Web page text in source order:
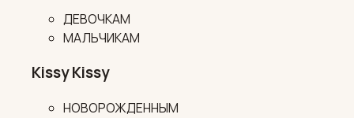
ДЕВОЧКАМ
МАЛЬЧИКАМ
Kissy Kissy
НОВОРОЖДЕННЫМ